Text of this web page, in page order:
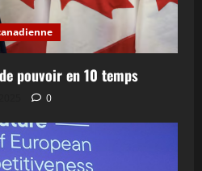
pouvoir en 10 temps
0